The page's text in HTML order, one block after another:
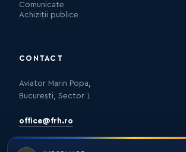
Comunicate
Achiziții publice
CONTACT
Aviator Marin Popa,
București, Sector 1
office@frh.ro